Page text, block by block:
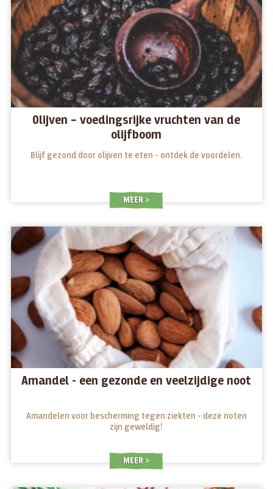
Olijven – voedingsrijke vruchten van de
olijfboom
Blijf gezond door olijven te eten - ontdek de voordelen.
MEER
Amandel - een gezonde en veelzijdige noot
Amandelen voor bescherming tegen ziekten - deze noten
zijn geweldig!
MEER